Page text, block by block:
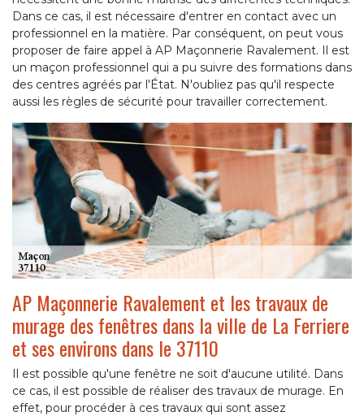
Dans ce cas, il est nécessaire d'entrer en contact avec un
professionnel en la matière. Par conséquent, on peut vous
proposer de faire appel à AP Maçonnerie Ravalement. Il est
un maçon professionnel qui a pu suivre des formations dans
des centres agréés par l'État. N'oubliez pas qu'il respecte
aussi les règles de sécurité pour travailler correctement.
AP Maçonnerie Ravalement et les travaux de
murage des fenêtres dans la ville de La Ferriere
et ses environs dans le 37110
Il est possible qu'une fenêtre ne soit d'aucune utilité. Dans
ce cas, il est possible de réaliser des travaux de murage. En
effet, pour procéder à ces travaux qui sont assez